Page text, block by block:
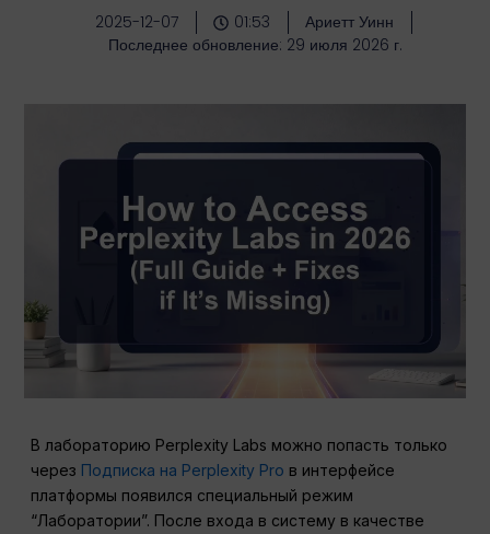
2025-12-07 01:53
Ариетт Уинн
Последнее обновление: 29 июля 2026 г.
В лабораторию Perplexity Labs можно попасть только
через Подписка на Perplexity Pro в интерфейсе
платформы появился специальный режим
“Лаборатории”. После входа в систему в качестве